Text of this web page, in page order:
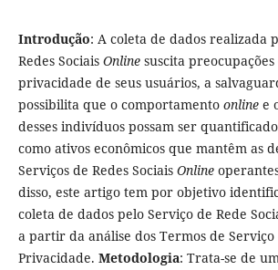
Introdução: A coleta de dados realizada
Redes Sociais Onlinesuscita
privacidade de seus usuários, a
possibilita que o comportamento online e
desses indivíduos possam ser
como ativos econômicos que mantêm as
Serviços de Redes Sociais Online
disso, este artigo tem por objetivo
coleta de dados pelo Serviço de Rede
a partir da análise dos Termos de Serviço
Privacidade. Metodologia: Trata-se de